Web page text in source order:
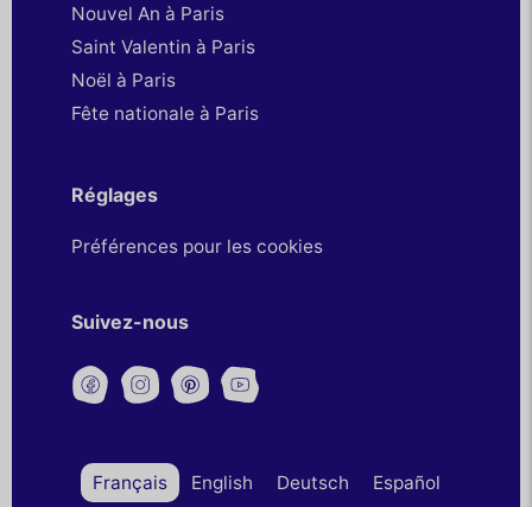
Nouvel An à Paris
Saint Valentin à Paris
Noël à Paris
Fête nationale à Paris
Réglages
Préférences pour les cookies
Suivez-nous
Français English Deutsch Español